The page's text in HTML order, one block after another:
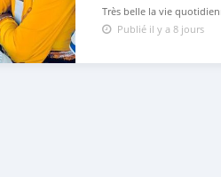
Très belle la vie
Publié il y a 8 jours